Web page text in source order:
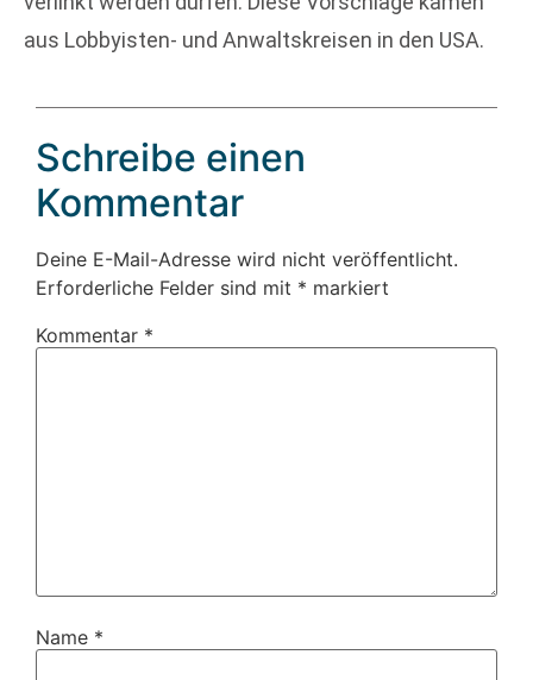
aus Lobbyisten- und Anwaltskreisen in den USA.
Schreibe einen
Kommentar
Deine E-Mail-Adresse wird nicht veröffentlicht.
Erforderliche Felder sind mit * markiert
Kommentar *
Name *